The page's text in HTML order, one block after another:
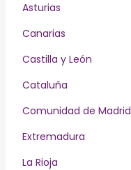
Asturias
Canarias
Castilla y León
Cataluña
Comunidad de Madrid
Extremadura
La Rioja